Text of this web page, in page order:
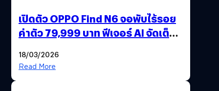
เปิดตัว OPPO Find N6 จอพับไร้รอย
ค่าตัว 79,999 บาท ฟีเจอร์ AI จัดเต็ม
18/03/2026
Read More